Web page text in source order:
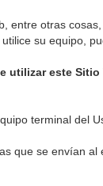
entre otras
su equipo,
utilizar este Sitio
terminal del
que se envían